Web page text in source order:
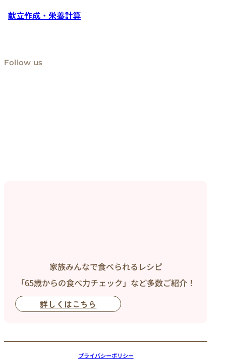
献立作成・栄養計算
Follow us
家族みんなで食べられるレシピ
「65歳からの食べ力チェック」など多数ご紹介！
詳しくはこちら
プライバシーポリシー